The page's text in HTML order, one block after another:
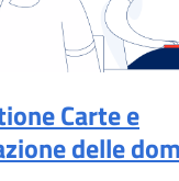
Carte e
delle